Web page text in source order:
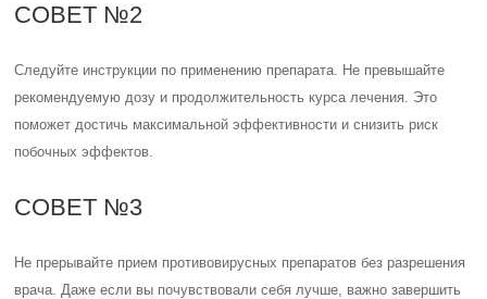
СОВЕТ №2
Следуйте инструкции по применению препарата. Не превышайте
рекомендуемую дозу и продолжительность курса лечения. Это
поможет достичь максимальной эффективности и снизить риск
побочных эффектов.
СОВЕТ №3
Не прерывайте прием противовирусных препаратов без разрешения
врача. Даже если вы почувствовали себя лучше, важно завершить